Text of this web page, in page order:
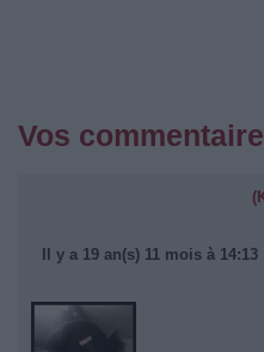
Vos
Il y a 19 an(s) 11 mois à 14:13